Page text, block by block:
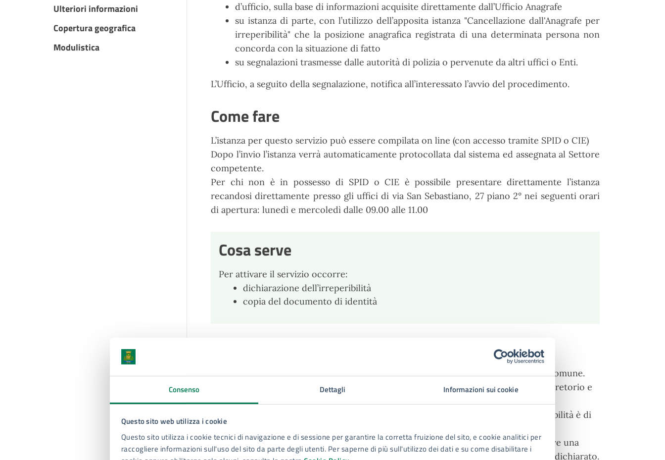
Consenso Dettagli Informazioni sui cookie
Questo sito web utilizza i cookie
Questo sito utilizza i cookie tecnici di navigazione e di sessione per garantire la corretta fruizione del sito, e cookie analitici per
raccogliere informazioni sull'uso del sito da parte degli utenti. Per saperne di più sull'utilizzo dei dati e su come disabilitare i
Ulteriori informazioni
Copertura geografica
Modulistica
d’ufficio, sulla base di informazioni acquisite direttamente dall’Ufficio Anagrafe
su istanza di parte, con l’utilizzo dell’apposita istanza "Cancellazione dall'Anagrafe per
irreperibilità" che la posizione anagrafica registrata di una determinata persona non
concorda con la situazione di fatto
su segnalazioni trasmesse dalle autorità di polizia o pervenute da altri uffici o Enti.
L’Ufficio, a seguito della segnalazione, notifica all’interessato l’avvio del procedimento.
Come fare
L’istanza per questo servizio può essere compilata on line (con accesso tramite SPID o CIE)
Dopo l’invio l’istanza verrà automaticamente protocollata dal sistema ed assegnata al Settore
competente.
Per chi non è in possesso di SPID o CIE è possibile presentare direttamente l’istanza
recandosi direttamente presso gli uffici di via San Sebastiano, 27 piano 2° nei seguenti orari
di apertura: lunedì e mercoledì dalle 09.00 alle 11.00
Cosa serve
Per attivare il servizio occorre:
dichiarazione dell’irreperibilità
copia del documento di identità
Cancellazione dall’Anagrafe per irreperibilità delle persone non più residenti nel Comune.
Il provvedimento finale di cancellazione per irreperibilità sarà pubblicato all'Albo Pretorio e
comunicato alla Prefettura.
Il termine principale per la cancellazione di un cittadino italiano o UE per irreperibilità è di
Decorrenza: Il conteggio inizia dal momento in cui l'ufficiale d'anagrafe riceve una
segnalazione (o accerta d'ufficio) che il soggetto non dimora più all'indirizzo dichiarato.